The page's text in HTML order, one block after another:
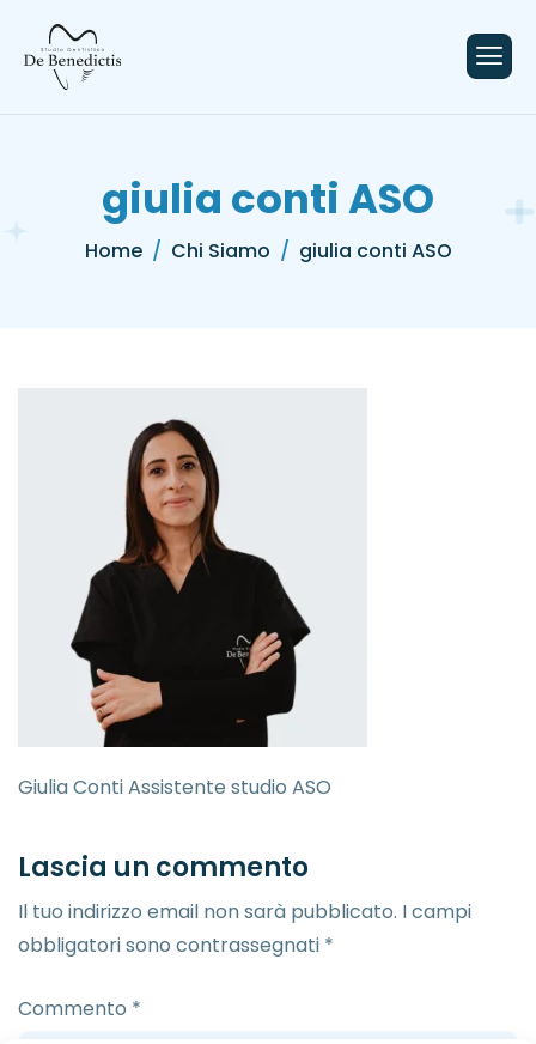
giulia conti ASO
Home Chi Siamo giulia conti ASO
Giulia Conti Assistente studio ASO
Lascia un commento
Il tuo indirizzo email non sarà pubblicato. I campi
obbligatori sono contrassegnati *
Commento *